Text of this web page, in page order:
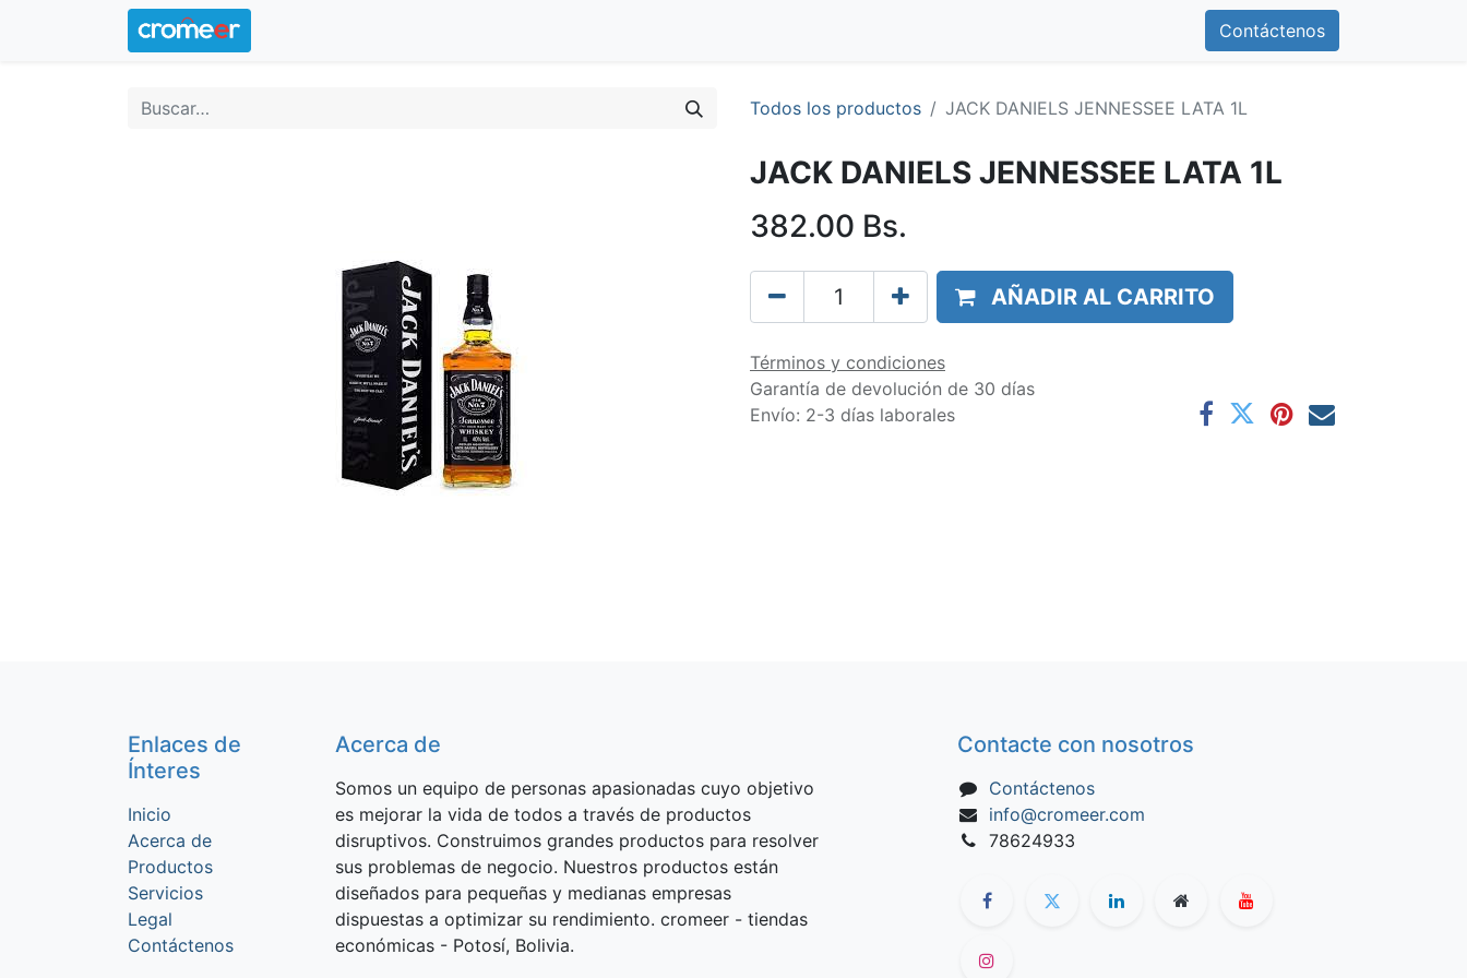
Contáctenos
Todos los productos JACK DANIELS JENNESSEE LATA 1L
JACK DANIELS JENNESSEE LATA 1L
382.00 Bs.
AÑADIR AL CARRITO
Términos y condiciones
Garantía de devolución de 30 días
Envío: 2-3 días laborales
Enlaces de
Ínteres
Inicio
Acerca de
Productos
Servicios
Legal
Contáctenos
Acerca de
Somos un equipo de personas apasionadas cuyo objetivo
es mejorar la vida de todos a través de productos
disruptivos. Construimos grandes productos para resolver
sus problemas de negocio. Nuestros productos están
diseñados para pequeñas y medianas empresas
dispuestas a optimizar su rendimiento. cromeer - tiendas
económicas - Potosí, Bolivia.
Contacte con nosotros
Contáctenos
info@cromeer.com
78624933​